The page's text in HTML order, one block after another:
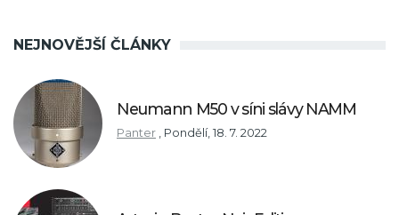
NEJNOVĚJŠÍ ČLÁNKY
Neumann M50 v síni slávy NAMM
Panter , Pondělí, 18. 7. 2022